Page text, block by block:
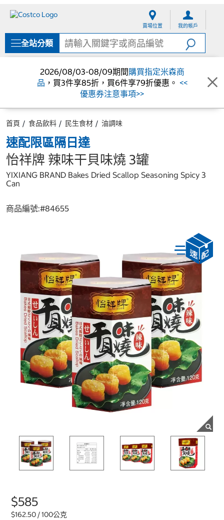
單
賣場位置 我的帳戶
全站分類
2026/08/03-08/09期間購買指定米森商
品 ，買3件享85折，買6件享79折優惠。 <<
優惠券注意事項>>
首頁 食品飲料 民生食材 油調味
速配限區隔日達
怡祥牌 辣味干貝味燒 3罐
YIXIANG BRAND Bakes Dried Scallop Seasoning Spicy 3
Can
商品編號:#84655
$585
$162.50 / 100公克